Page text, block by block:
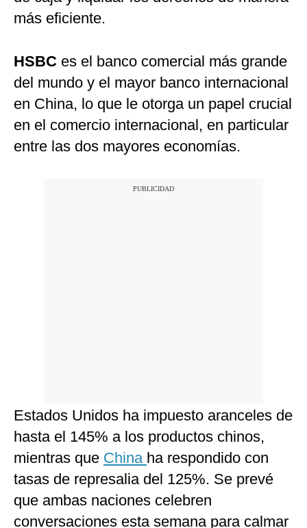
más eficiente.
HSBC es el banco comercial más grande
del mundo y el mayor banco internacional
en China, lo que le otorga un papel crucial
en el comercio internacional, en particular
entre las dos mayores economías.
Estados Unidos ha impuesto aranceles de
hasta el 145% a los productos chinos,
mientras que China ha respondido con
tasas de represalia del 125%. Se prevé
que ambas naciones celebren
conversaciones esta semana para calmar